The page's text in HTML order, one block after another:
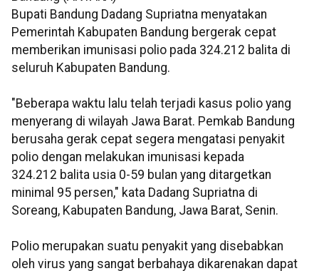
Bupati Bandung Dadang Supriatna menyatakan
Pemerintah Kabupaten Bandung bergerak cepat
memberikan imunisasi polio pada 324.212 balita di
seluruh Kabupaten Bandung.
"Beberapa waktu lalu telah terjadi kasus polio yang
menyerang di wilayah Jawa Barat. Pemkab Bandung
berusaha gerak cepat segera mengatasi penyakit
polio dengan melakukan imunisasi kepada
324.212 balita usia 0-59 bulan yang ditargetkan
minimal 95 persen," kata Dadang Supriatna di
Soreang, Kabupaten Bandung, Jawa Barat, Senin.
Polio merupakan suatu penyakit yang disebabkan
oleh virus yang sangat berbahaya dikarenakan dapat